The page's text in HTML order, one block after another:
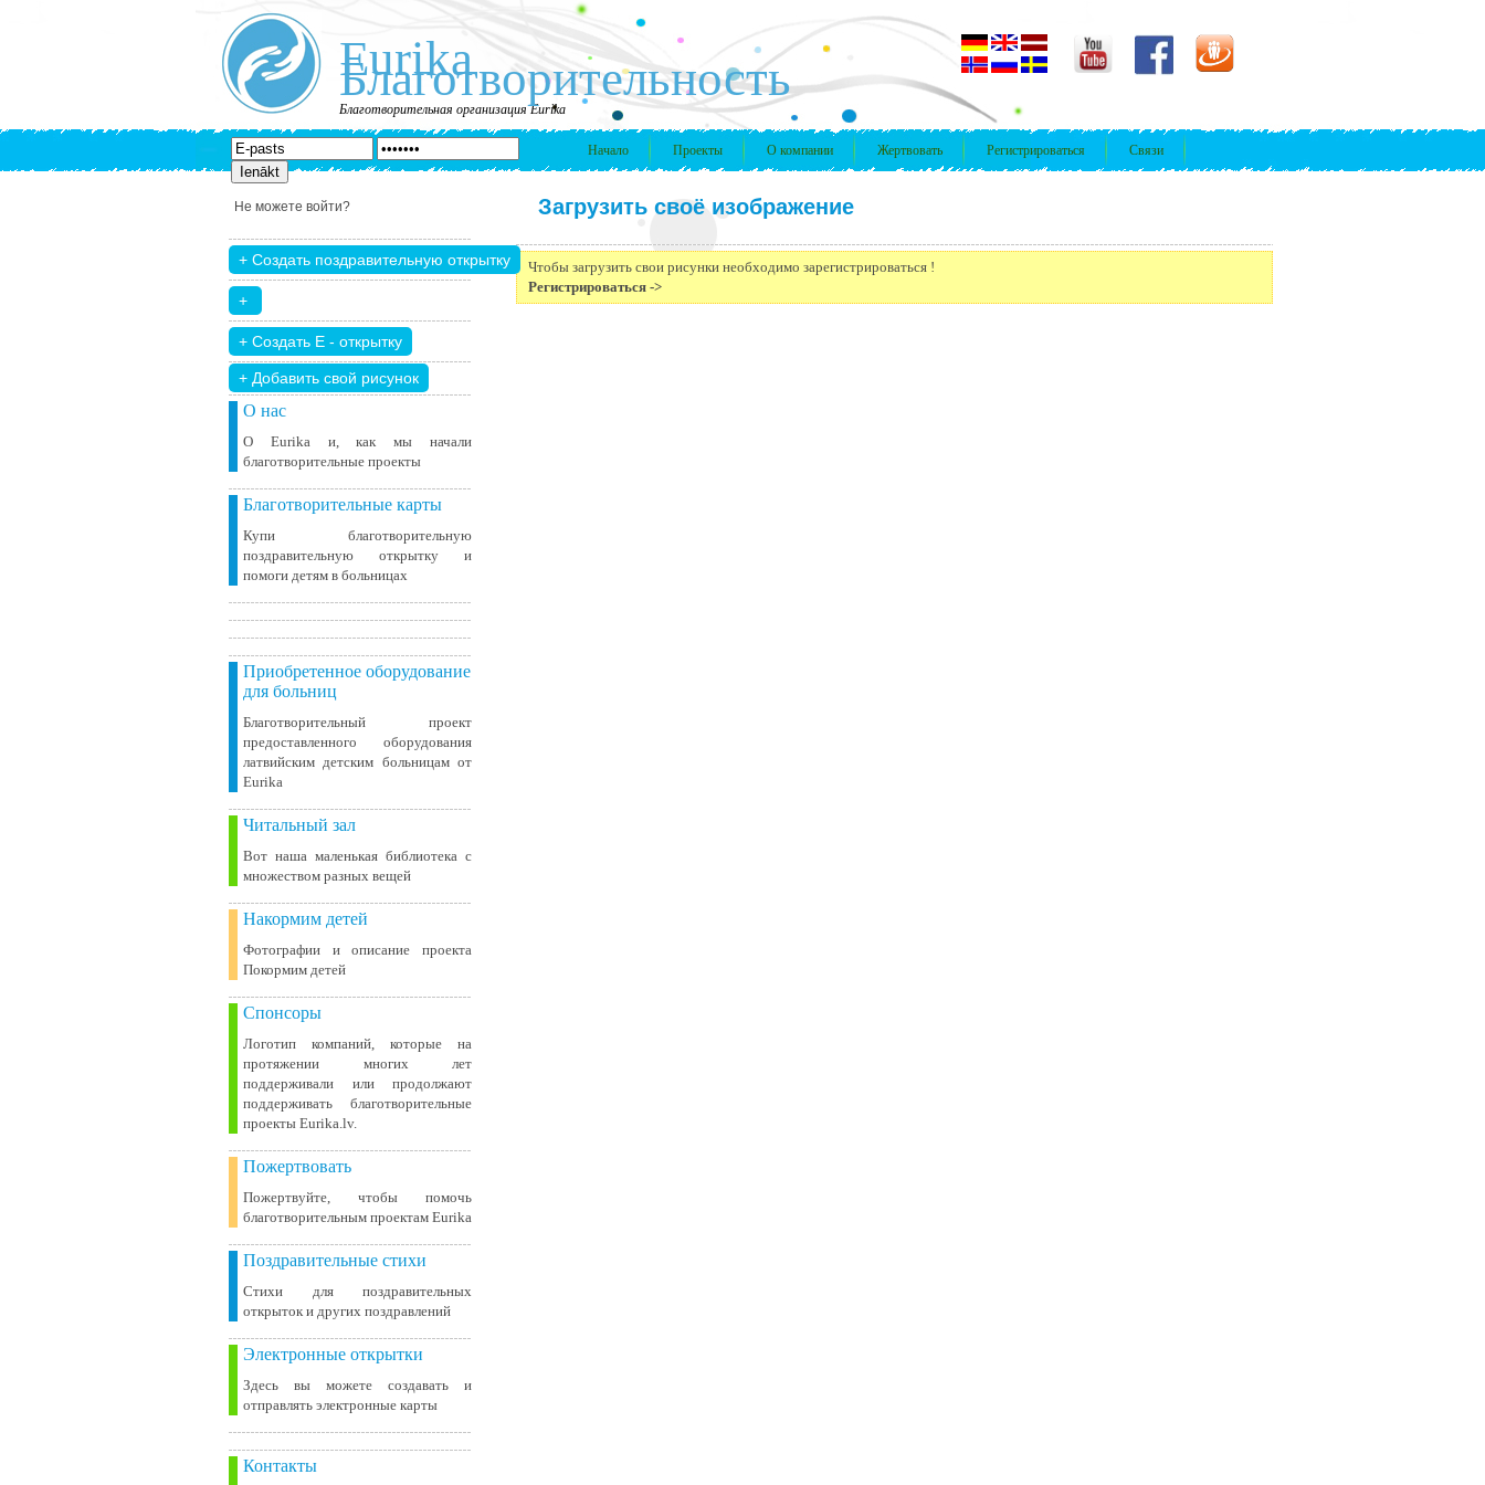
Eurika
Благотворительность
Благотворительная организация Eurika
Начало Проекты О компании Жертвовать Регистрироваться Связи
Не можете войти?
+ Добавить свой ​​рисунок
О нас
О Eurika и, как мы начали
благотворительные проекты
Благотворительные карты
Купи благотворительную
поздравительную открытку и
помоги детям в больницах
Приобретенное оборудование
для больниц
Благотворительный проект
предоставленного оборудования
латвийским детским больницам от
Eurika
Читальный зал
Вот наша маленькая библиотека c
множеством разных вещей
Накормим детей
Фотографии и описание проекта
Покормим детей
Спонсоры
Логотип компаний, которые на
протяжении многих лет
поддерживали или продолжают
поддерживать благотворительные
проекты Eurika.lv.
Пожертвовать
Пожертвуйте, чтобы помочь
благотворительным проектам Eurika
Поздравительные стихи
Стихи для поздравительных
открыток и других поздравлений
Электронные открытки
Здесь вы можете создавать и
отправлять электронные карты
Контакты
Загрузить своё изображение
Чтобы загрузить свои рисунки необходимо зарегистрироваться !
Регистрироваться ->